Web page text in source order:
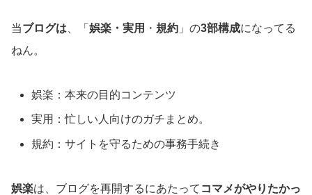
当ブログは 、「 娯楽・実用 ・ 規約 」の3部構成になってる
ねん。
娯楽：本来の目的コンテンツ
実用：忙しい人向けのガチまとめ。
規約：サイトを守るための事務手続き
娯楽は、ブログを再開するにあたって コマメがやりたかっ